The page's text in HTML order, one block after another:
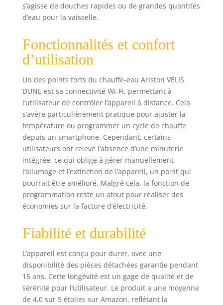
protéger la cuve,
peu calcaires,
sanitaire optimal
Fiabilité et garantie
: conforme aux
normes NF et CE,
garantie de 2 ans
sur les pièces,
main-d'œuvre et
déplacement, et 5
ans pour la cuve,
design italien
épuré pour une
intégration
harmonieuse
s’agisse de douches rapides ou de grandes quantités
d’eau pour la vaisselle.
Fonctionnalités et confort
d’utilisation
Un des points forts du chauffe-eau Ariston VELIS
DUNE est sa connectivité Wi-Fi, permettant à
l’utilisateur de contrôler l’appareil à distance. Cela
s’avère particulièrement pratique pour ajuster la
température ou programmer un cycle de chauffe
depuis un smartphone. Cependant, certains
utilisateurs ont relevé l’absence d’une minuterie
intégrée, ce qui oblige à gérer manuellement
l’allumage et l’extinction de l’appareil, un point qui
pourrait être amélioré. Malgré cela, la fonction de
programmation reste un atout pour réaliser des
économies sur la facture d’électricité.
Fiabilité et durabilité
L’appareil est conçu pour durer, avec une
disponibilité des pièces détachées garantie pendant
15 ans. Cette longévité est un gage de qualité et de
sérénité pour l’utilisateur. Le produit a une moyenne
de 4,0 sur 5 étoiles sur Amazon, reflétant la